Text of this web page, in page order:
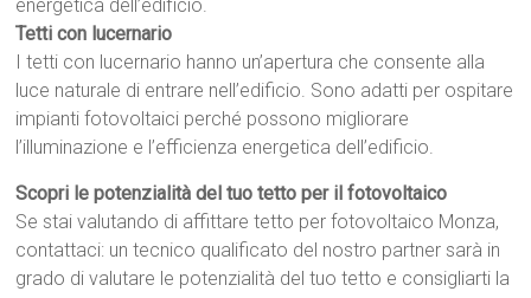
energetica dell’edificio.
Tetti con lucernario
I tetti con lucernario hanno un’apertura che consente alla
luce naturale di entrare nell’edificio. Sono adatti per ospitare
impianti fotovoltaici perché possono migliorare
l’illuminazione e l’efficienza energetica dell’edificio.
Scopri le potenzialità del tuo tetto per il fotovoltaico
Se stai valutando di affittare tetto per fotovoltaico Monza,
contattaci: un tecnico qualificato del nostro partner sarà in
grado di valutare le potenzialità del tuo tetto e consigliarti la